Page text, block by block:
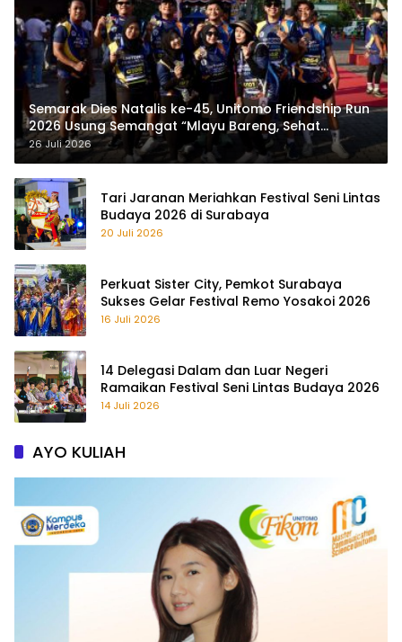
Semarak Dies Natalis ke-45, Unitomo Friendship Run
2026 Usung Semangat “Mlayu Bareng, Sehat
Bareng”
26 Juli 2026
Tari Jaranan Meriahkan Festival Seni Lintas
Budaya 2026 di Surabaya
20 Juli 2026
Perkuat Sister City, Pemkot Surabaya
Sukses Gelar Festival Remo Yosakoi 2026
16 Juli 2026
14 Delegasi Dalam dan Luar Negeri
Ramaikan Festival Seni Lintas Budaya 2026
14 Juli 2026
AYO KULIAH